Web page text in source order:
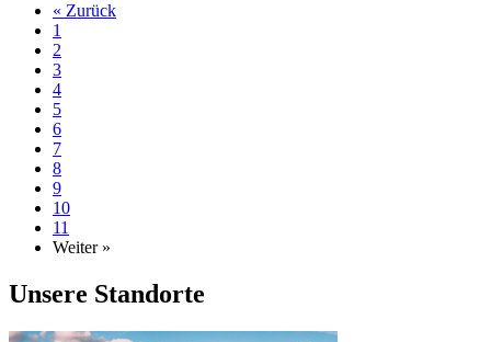
« Zurück
1
2
3
4
5
6
7
8
9
10
11
Weiter »
Unsere Standorte